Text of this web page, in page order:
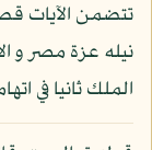
تتضمن الآيات
نيله عزة مصر و
الملك ثانيا في